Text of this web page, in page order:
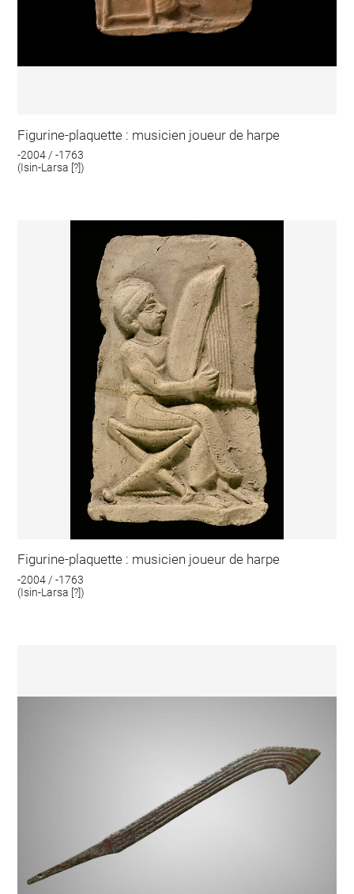
Figurine-plaquette : musicien joueur de harpe
-2004 / -1763
(Isin-Larsa [?])
Figurine-plaquette : musicien joueur de harpe
-2004 / -1763
(Isin-Larsa [?])